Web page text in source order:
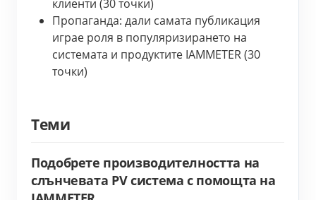
клиенти (30 точки)
Пропаганда: дали самата публикация
играе роля в популяризирането на
системата и продуктите IAMMETER (30
точки)
Теми
Подобрете производителността на
слънчевата PV система с помощта на